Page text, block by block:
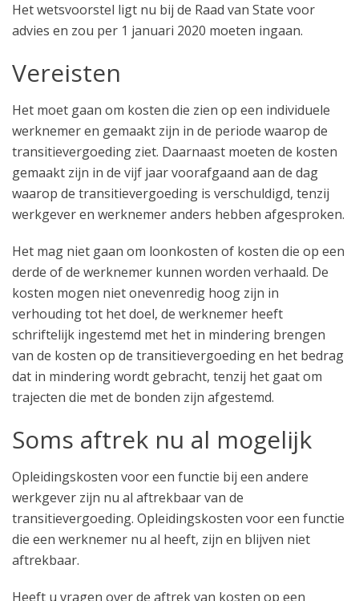
Het wetsvoorstel ligt nu bij de Raad van State voor
advies en zou per 1 januari 2020 moeten ingaan.
Vereisten
Het moet gaan om kosten die zien op een individuele
werknemer en gemaakt zijn in de periode waarop de
transitievergoeding ziet. Daarnaast moeten de kosten
gemaakt zijn in de vijf jaar voorafgaand aan de dag
waarop de transitievergoeding is verschuldigd, tenzij
werkgever en werknemer anders hebben afgesproken.
Het mag niet gaan om loonkosten of kosten die op een
derde of de werknemer kunnen worden verhaald. De
kosten mogen niet onevenredig hoog zijn in
verhouding tot het doel, de werknemer heeft
schriftelijk ingestemd met het in mindering brengen
van de kosten op de transitievergoeding en het bedrag
dat in mindering wordt gebracht, tenzij het gaat om
trajecten die met de bonden zijn afgestemd.
Soms aftrek nu al mogelijk
Opleidingskosten voor een functie bij een andere
werkgever zijn nu al aftrekbaar van de
transitievergoeding. Opleidingskosten voor een functie
die een werknemer nu al heeft, zijn en blijven niet
aftrekbaar.
Heeft u vragen over de aftrek van kosten op een